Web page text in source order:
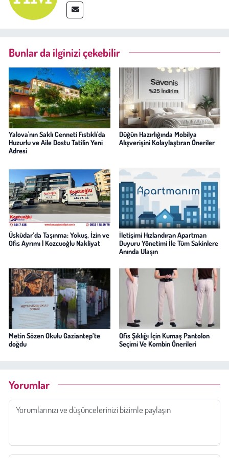
Bunlar da ilginizi çekebilir
Yalova'nın Saklı Cenneti Fıstıklı'da
Huzurlu ve Aile Dostu Tatilin Yeni
Adresi
Düğün Hazırlığında Mobilya
Alışverişini Kolaylaştıran Öneriler
Üsküdar’da Taşınma: Yokuş, İzin ve
Ofis Ayrımı | Kozcuoğlu Nakliyat
İletişimi Hızlandıran Apartman
Duyuru Yönetimi İle Tüm Sakinlere
Anında Ulaşın
Metin Sözen Okulu Gaziantep’te
doğdu
Ofis Şıklığı İçin Kumaş Pantolon
Seçimi Ve Kombin Önerileri
Yorumlar